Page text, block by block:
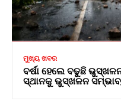
ମୁଖ୍ୟ ଖବର
ବର୍ଷା ହେଲେ ବଢୁଛି
ସ୍ଥାନକୁ ଭୁସ୍ଖଳନ